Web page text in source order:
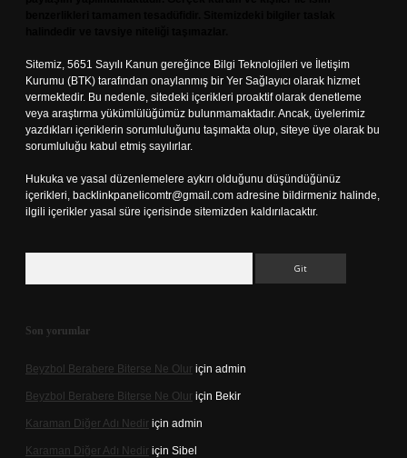
Sitemiz, 5651 Sayılı Kanun gereğince Bilgi Teknolojileri ve İletişim
Kurumu (BTK) tarafından onaylanmış bir Yer Sağlayıcı olarak hizmet
vermektedir. Bu nedenle, sitedeki içerikleri proaktif olarak denetleme
veya araştırma yükümlülüğümüz bulunmamaktadır. Ancak, üyelerimiz
yazdıkları içeriklerin sorumluluğunu taşımakta olup, siteye üye olarak bu
sorumluluğu kabul etmiş sayılırlar.
Hukuka ve yasal düzenlemelere aykırı olduğunu düşündüğünüz
içerikleri, backlinkpanelicomtr@gmail.com adresine bildirmeniz halinde,
ilgili içerikler yasal süre içerisinde sitemizden kaldırılacaktır.
Son yorumlar
Beyzbol Berabere Biterse Ne Olur için admin
Beyzbol Berabere Biterse Ne Olur için Bekir
Karaman Diğer Adı Nedir için admin
Karaman Diğer Adı Nedir için Sibel